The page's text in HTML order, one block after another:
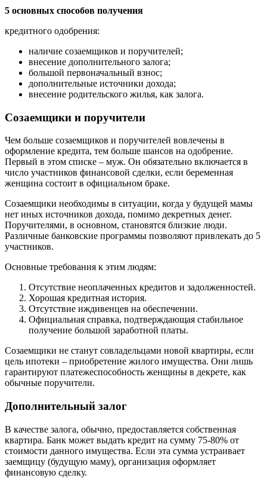
5 основных способов получения
кредитного одобрения:
наличие созаемщиков и поручителей;
внесение дополнительного залога;
большой первоначальный взнос;
дополнительные источники дохода;
внесение родительского жилья, как залога.
Созаемщики и поручители
Чем больше созаемщиков и поручителей вовлечены в
оформление кредита, тем больше шансов на одобрение.
Первый в этом списке – муж. Он обязательно включается в
число участников финансовой сделки, если беременная
женщина состоит в официальном браке.
Созаемщики необходимы в ситуации, когда у будущей мамы
нет иных источников дохода, помимо декретных денег.
Поручителями, в основном, становятся близкие люди.
Различные банковские программы позволяют привлекать до 5
участников.
Основные требования к этим людям:
Отсутствие неоплаченных кредитов и задолженностей.
Хорошая кредитная история.
Отсутствие иждивенцев на обеспечении.
Официальная справка, подтверждающая стабильное
получение большой заработной платы.
Созаемщики не станут совладельцами новой квартиры, если
цель ипотеки – приобретение жилого имущества. Они лишь
гарантируют платежеспособность женщины в декрете, как
обычные поручители.
Дополнительный залог
В качестве залога, обычно, предоставляется собственная
квартира. Банк может выдать кредит на сумму 75-80% от
стоимости данного имущества. Если эта сумма устраивает
заемщицу (будущую маму), организация оформляет
финансовую сделку.